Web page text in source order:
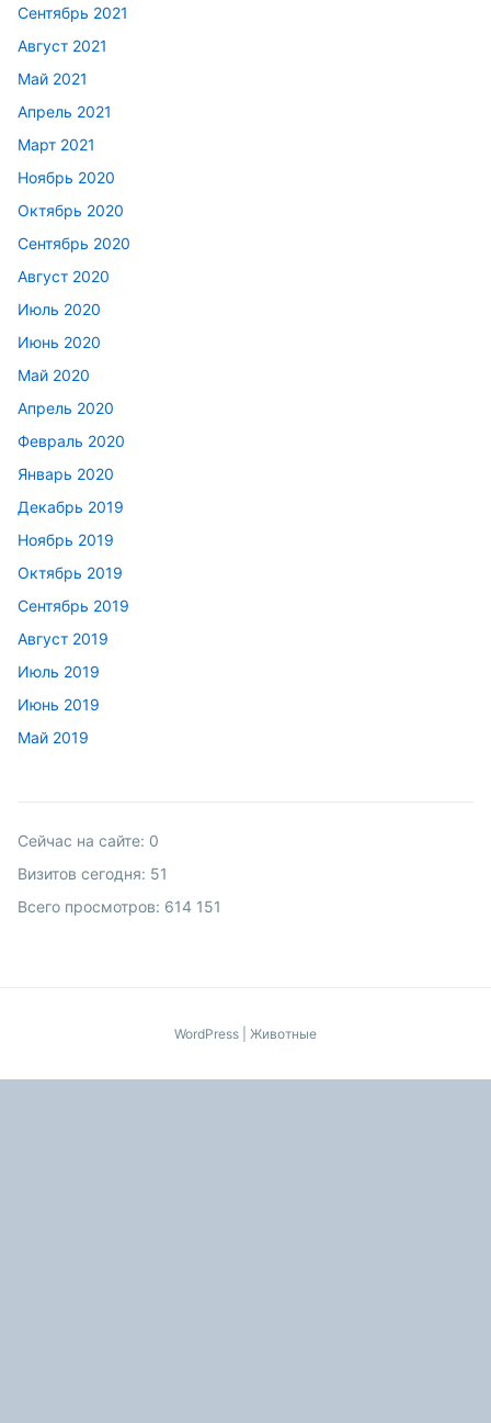
Сентябрь 2021
Август 2021
Май 2021
Апрель 2021
Март 2021
Ноябрь 2020
Октябрь 2020
Сентябрь 2020
Август 2020
Июль 2020
Июнь 2020
Май 2020
Апрель 2020
Февраль 2020
Январь 2020
Декабрь 2019
Ноябрь 2019
Октябрь 2019
Сентябрь 2019
Август 2019
Июль 2019
Июнь 2019
Май 2019
Сейчас на сайте: 0
Визитов сегодня: 51
Всего просмотров: 614 151
WordPress Животные